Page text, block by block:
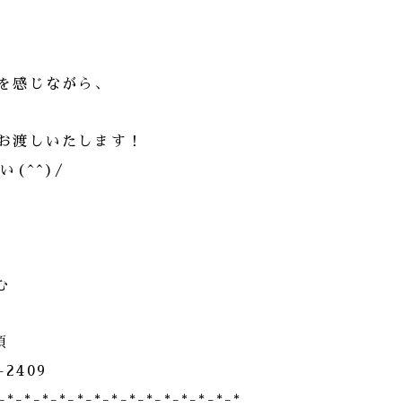
感じながら、
渡しいたします！
い(^^)/
2409
*-*-*-*-*-*-*-*-*-*-*-*-*